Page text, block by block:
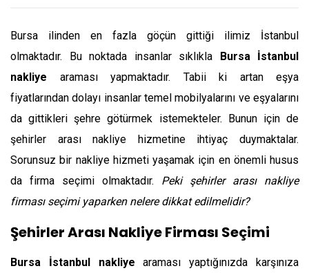
Bursa ilinden en fazla göçün gittiği ilimiz İstanbul
olmaktadır. Bu noktada insanlar sıklıkla Bursa İstanbul
nakliye araması yapmaktadır. Tabii ki artan eşya
fiyatlarından dolayı insanlar temel mobilyalarını ve eşyalarını
da gittikleri şehre götürmek istemekteler. Bunun için de
şehirler arası nakliye hizmetine ihtiyaç duymaktalar.
Sorunsuz bir nakliye hizmeti yaşamak için en önemli husus
da firma seçimi olmaktadır. Peki şehirler arası nakliye
firması seçimi yaparken nelere dikkat edilmelidir?
Şehirler Arası Nakliye Firması Seçimi
Bursa İstanbul nakliye araması yaptığınızda karşınıza